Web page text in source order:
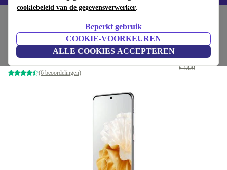
cookiebeleid van de gegevensverwerker.
Beperkt gebruik
COOKIE-VOORKEUREN
ALLE COOKIES ACCEPTEREN
Huawei P60 Pro
256 GB | Dual-SIM | wit
(6 beoordelingen)
€ 522,58
€ 909